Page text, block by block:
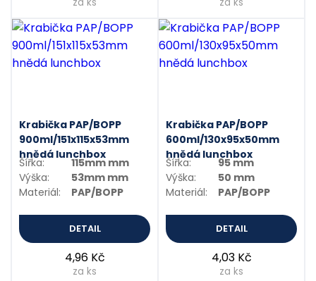
Krabička PAP/BOPP
900ml/151x115x53mm
hnědá lunchbox
Šířka:
115mm mm
Výška:
53mm mm
Materiál:
PAP/BOPP
DETAIL
4,96 Kč
za ks
Krabička PAP/BOPP
600ml/130x95x50mm
hnědá lunchbox
Šířka:
95 mm
Výška:
50 mm
Materiál:
PAP/BOPP
DETAIL
4,03 Kč
za ks